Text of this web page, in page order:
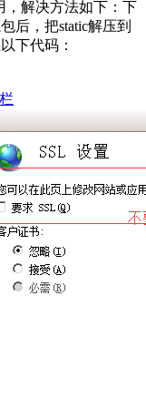
，解决方法如下：下
后，把static解压到
下代码：